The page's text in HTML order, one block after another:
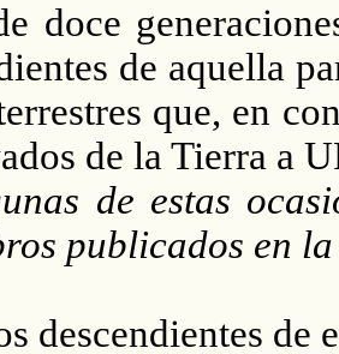
doce
de aquella
que, en
de la Tierra a
de estas
publicados en
descendientes de